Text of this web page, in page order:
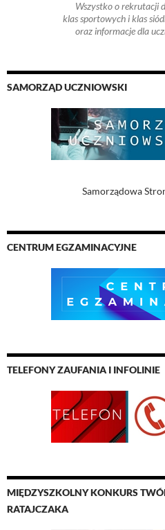
Wszystko o rekrutacji
klas sportowych i klas
oraz informacje dla
SAMORZĄD UCZNIOWSKI
Samorządowa
CENTRUM EGZAMINACYJNE
TELEFONY ZAUFANIA I INFOLINIE
MIĘDZYSZKOLNY KONKURS
RATAJCZAKA